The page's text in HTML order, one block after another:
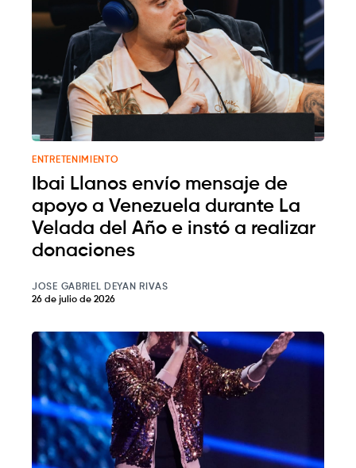
ENTRETENIMIENTO
Ibai Llanos envío mensaje de
apoyo a Venezuela durante La
Velada del Año e instó a realizar
donaciones
JOSE GABRIEL DEYAN RIVAS
26 de julio de 2026